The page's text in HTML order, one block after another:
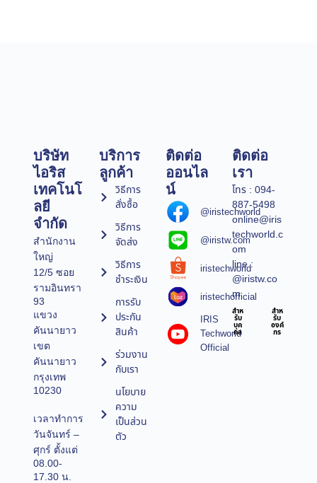
บริษัท
ไอริส
เทคโนโ
ลยี
จำกัด
สำนักงาน
ใหญ่
12/5 ซอย
รามอินทรา
93
แขวง
คันนายาว
เขต
คันนายาว
กรุงเทพ
10230
เวลาทำการ
วันจันทร์ –
ศุกร์ ตั้งแต่
08.00-
17.30 น.
บริการ
ลูกค้า
วิธีการ
สั่งซื้อ
วิธีการ
จัดส่ง
วิธีการ
ชำระเงิน
การรับ
ประกัน
สินค้า
ร่วมงาน
กับเรา
นโยบาย
ความ
เป็นส่วน
ตัว
ติดต่อ
ออนไล
น์
@iristechworld
@iristw.com
iristechworld
iristechofficial
IRIS
Techworld
Official
ติดต่อ
เรา
โทร : 094-
887-5498
online@iris
techworld.c
om
line :
@iristw.co
m
สำห
รับ
บุค
คล
สำห
รับ
องค์
กร